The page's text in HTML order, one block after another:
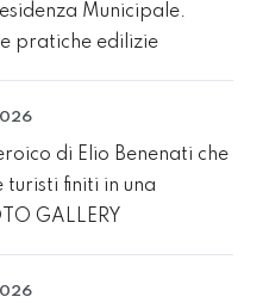
Municipale.
pratiche edilizie
di Elio Benenati che
turisti finiti in una
GALLERY